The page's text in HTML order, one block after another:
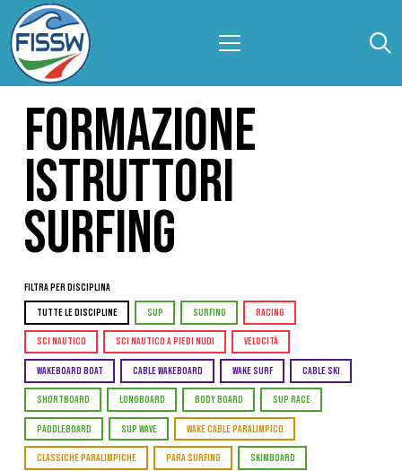
FORMAZIONE
ISTRUTTORI
SURFING
Filtra per Disciplina
TUTTE LE DISCIPLINE SUP SURFING RACING
SCI NAUTICO SCI NAUTICO A PIEDI NUDI VELOCITÀ
WAKEBOARD BOAT CABLE WAKEBOARD WAKE SURF CABLE SKI
SHORTBOARD LONGBOARD BODY BOARD SUP RACE
PADDLEBOARD SUP WAVE WAKE CABLE PARALIMPICO
CLASSICHE PARALIMPICHE PARA SURFING SKIMBOARD